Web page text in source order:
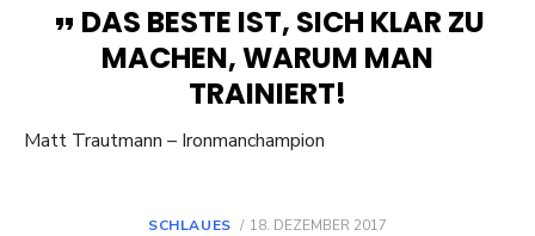
DAS BESTE IST, SICH KLAR ZU
MACHEN, WARUM MAN
TRAINIERT!
Matt Trautmann – Ironmanchampion
SCHLAUES
POSTED
18. DEZEMBER 2017